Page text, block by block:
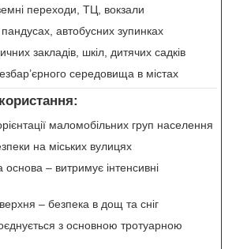
переходи, ТЦ, вокзали
автобусних зупинках
закладів, шкіл, дитячих садків
середовища в містах
маломобільних груп населення
на міських вулицях
– витримує інтенсивні
– безпека в дощ та сніг
з основною тротуарною